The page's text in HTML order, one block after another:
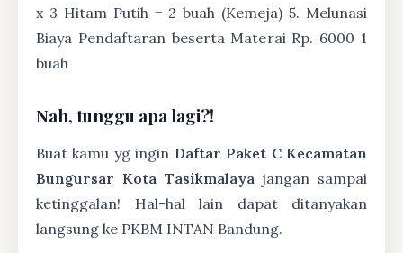
x 3 Hitam Putih = 2 buah (Kemeja) 5. Melunasi
Biaya Pendaftaran beserta Materai Rp. 6000 1
buah
Nah, tunggu apa lagi?!
Buat kamu yg ingin Daftar Paket C Kecamatan
Bungursar Kota Tasikmalaya jangan sampai
ketinggalan! Hal-hal lain dapat ditanyakan
langsung ke PKBM INTAN Bandung.